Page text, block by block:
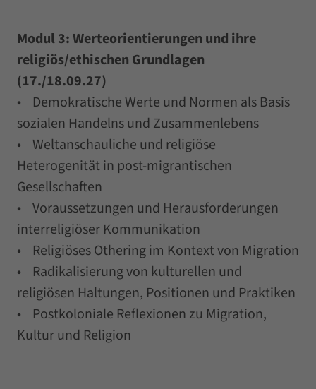
Modul 3: Werteorientierungen und ihre
religiös/ethischen Grundlagen
(17./18.09.27)
• Demokratische Werte und Normen als Basis
sozialen Handelns und Zusammenlebens
• Weltanschauliche und religiöse
Heterogenität in post-migrantischen
Gesellschaften
• Voraussetzungen und Herausforderungen
interreligiöser Kommunikation
• Religiöses Othering im Kontext von Migration
• Radikalisierung von kulturellen und
religiösen Haltungen, Positionen und Praktiken
• Postkoloniale Reflexionen zu Migration,
Kultur und Religion